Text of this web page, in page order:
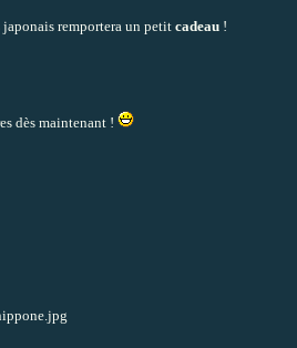
remportera un petit cadeau!
dès maintenant !